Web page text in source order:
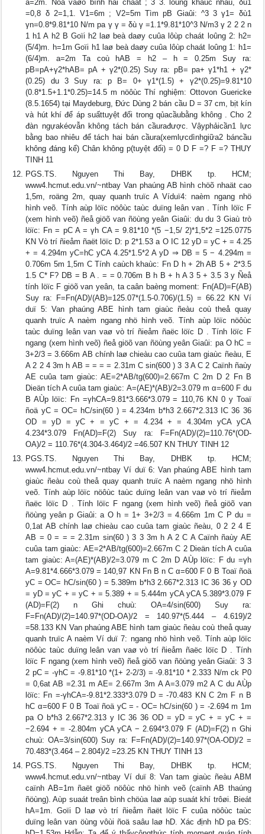
a=2m. Ñoå vaøo bình hai chaát ; 3 3. loûng khaùc nhau, δù1
=0,8 δ 2=1,1. V1=6m ; V2=5m Tìm pB Giaûi: ^3 3 γ1= δù1
γn=0.8*9.81*10 N/m pa γ γ = δù γ =1.1*9.81*10^3 N/m3 γ 2 2 2 n
1 h1 A h2 B Goïi h2 laø beà daøy cuûa lôùp chaát loûng 2: h2=
(5/4)m. h=1m Goïi h1 laø beà daøy cuûa lôùp chaát loûng 1: h1=
(6/4)m. a=2m Ta coù hAB = h2 – h = 0.25m Suy ra:
pB=pA+γ2*hAB= pA + γ2*(0.25) Suy ra: pB= pa+ γ1*h1 + γ2*
(0.25) du 3 Suy ra: p B= 0+ γ1*(1.5) + γ2*(0.25)=9.81*10
(0.8*1.5+1.1*0.25)=14.5 m nöôùc Thí nghiệm: Ottovon Guericke
(8.5.1654) tại Maydeburg, Đức Dùng 2 bán cầu D = 37 cm, bịt kín
và hút khí để áp suấttuyệt đối trong qủacầubằng không . Cho 2
đàn ngựakéovẫn không tách bán cầurađược. Vậyphảicần1 lực
bằng bao nhiêu để tách hai bán cầura(xemlựcdìnhgiữa2 báncầu
không đáng kể) Chân không p(tuyệt đối) = 0 D F =? F =? THUY
TINH 11
PGS.TS. Nguyen Thi Bay, DHBK tp. HCM;
www4.hcmut.edu.vn/~ntbay Van phaúng AB hình chöõ nhaät cao
1,5m, roäng 2m, quay quanh truïc A Víduï4: naèm ngang nhö
hình veõ. Tính aùp löïc nöôùc taùc duïng leân van . Tính löïc F
(xem hình veõ) ñeå giöõ van ñöùng yeân Giaûi: du du 3 Giaù trò
löïc: Fn = pC A = γh CA = 9.81*10 *(5 −1,5/ 2)*1,5*2 =125.0775
KN Vò trí ñieåm ñaët löïc D: p 2*1.53 a O IC 12 yD = yC + = 4.25
+ = 4.294m yC=hC yCA 4.25*1.5*2 A yD ⇒ DB = 5 − 4.294m =
0.706m 5m 1,5m C Tính caùch khaùc: Fn D h + 2h AB 5 + 2*3.5
1.5 C* F? DB = B A . = = 0.706m B h B + h A 3 5 + 3.5 3 y Ñeå
tính löïc F giöõ van yeân, ta caân baèng moment: Fn(AD)=F(AB)
Suy ra: F=Fn(AD)/(AB)=125.07*(1.5-0.706)/(1.5) = 66.22 KN Ví
duï 5: Van phaúng ABE hình tam giaùc ñeàu coù theå quay
quanh truïc A naèm ngang nhö hình veõ. Tính aùp löïc nöôùc
taùc duïng leân van vaø vò trí ñieåm ñaëc löïc D . Tính löïc F
ngang (xem hình veõ) ñeå giöõ van ñöùng yeân Giaûi: pa O hC =
3+2/3 = 3.666m AB chính laø chieàu cao cuûa tam giaùc ñeàu, E
A 2 2 4 3m h AB = = = = 2.31m C sin(600 ) 3 3 A C 2 Caïnh ñaùy
AE cuûa tam giaùc: AE=2*AB/tg(600)=2.667m C 2m D 2 Fn B
Dieän tích A cuûa tam giaùc: A=(AE)*(AB)/2=3.079 m α=600 F du
B AÙp löïc: Fn =γhCA=9.81*3.666*3.079 = 110,76 KN 0 y Toaï
ñoä yC = OC= hC/sin(60 ) = 4.234m b*h3 2.667*2.313 IC 36 36
OD = yD = yC + = yC + = 4.234 + = 4.304m yCA yCA
4.234*3.079 Fn(AD)=F(2) Suy ra: F=Fn(AD)/(2)=110.76*(OD-
OA)/2 = 110.76*(4.304-3.464)/2 =46.507 KN THUY TINH 12
PGS.TS. Nguyen Thi Bay, DHBK tp. HCM;
www4.hcmut.edu.vn/~ntbay Ví duï 6: Van phaúng ABE hình tam
giaùc ñeàu coù theå quay quanh truïc A naèm ngang nhö hình
veõ. Tính aùp löïc nöôùc taùc duïng leân van vaø vò trí ñieåm
ñaëc löïc D . Tính löïc F ngang (xem hình veõ) ñeå giöõ van
ñöùng yeân p Giaûi: a O h = 1+ 3+2/3 = 4.666m 1m C P du =
0,1at AB chính laø chieàu cao cuûa tam giaùc ñeàu, 0 2 2 4 E
AB = 0 = = = 2.31m sin(60 ) 3 3 3m h A 2 C A Caïnh ñaùy AE
cuûa tam giaùc: AE=2*AB/tg(600)=2.667m C 2 Dieän tích A cuûa
tam giaùc: A=(AE)*(AB)/2=3.079 m C 2m D AÙp löïc: F du =γh
A=9.81*4.666*3.079 = 140,97 KN Fn B n C α=600 F 0 B Toaï ñoä
yC = OC= hC/sin(60 ) = 5.389m b*h3 2.667*2.313 IC 36 36 y OD
= yD = yC + = yC + = 5.389 + = 5.444m yCA yCA 5.389*3.079 F
(AD)=F(2) n Ghi chuù: OA=4/sin(600) Suy ra:
F=Fn(AD)/(2)=140.97*(OD-OA)/2 = 140.97*(5.444 – 4.619)/2
=58.133 KN Van phaúng ABE hình tam giaùc ñeàu coù theå quay
quanh truïc A naèm Ví duï 7: ngang nhö hình veõ. Tính aùp löïc
nöôùc taùc duïng leân van vaø vò trí ñieåm ñaëc löïc D . Tính
löïc F ngang (xem hình veõ) ñeå giöõ van ñöùng yeân Giaûi: 3 3
2 pC = -γhC = -9.81*10 *(1+ 2-2/3) = -9.81*10 * 2.333 N/m ck P0
= 0,6at AB =2.31 m AE= 2.667m 3m A A=3.079 m2 A C du AÙp
löïc: Fn =-γhCA=-9.81*2.333*3.079 D = -70.483 KN C 2m F n B
hC α=600 F 0 B Toaï ñoä yC = - OC= hC/sin(60 ) = -2.694 m 1m
pa O b*h3 2.667*2.313 y IC 36 36 OD = yD = yC + = yC + =
−2.694 + = -2.804m yCA yCA − 2.694*3.079 F (AD)=F(2) n Ghi
chuù: OA=3/sin(600) Suy ra: F=Fn(AD)/(2)=140.97*(OA-OD)/2 =
70.483*(3.464 – 2.804)/2 =23.25 KN THUY TINH 13
PGS.TS. Nguyen Thi Bay, DHBK tp. HCM;
www4.hcmut.edu.vn/~ntbay Ví duï 8: Van tam giaùc ñeàu ABM
caïnh AB=1m ñaët giöõ nöôùc nhö hình veõ (caïnh AB thaúng
ñöùng). Aùp suaát treân bình chöùa laø aùp suaát khí trôøi. Bieát
hA=1m. Goïi D laø vò trí ñieåm ñaët löïc F cuûa nöôùc taùc
duïng leân van öùng vôùi ñoä saâu laø hD. Xác định hD pa ĐS: